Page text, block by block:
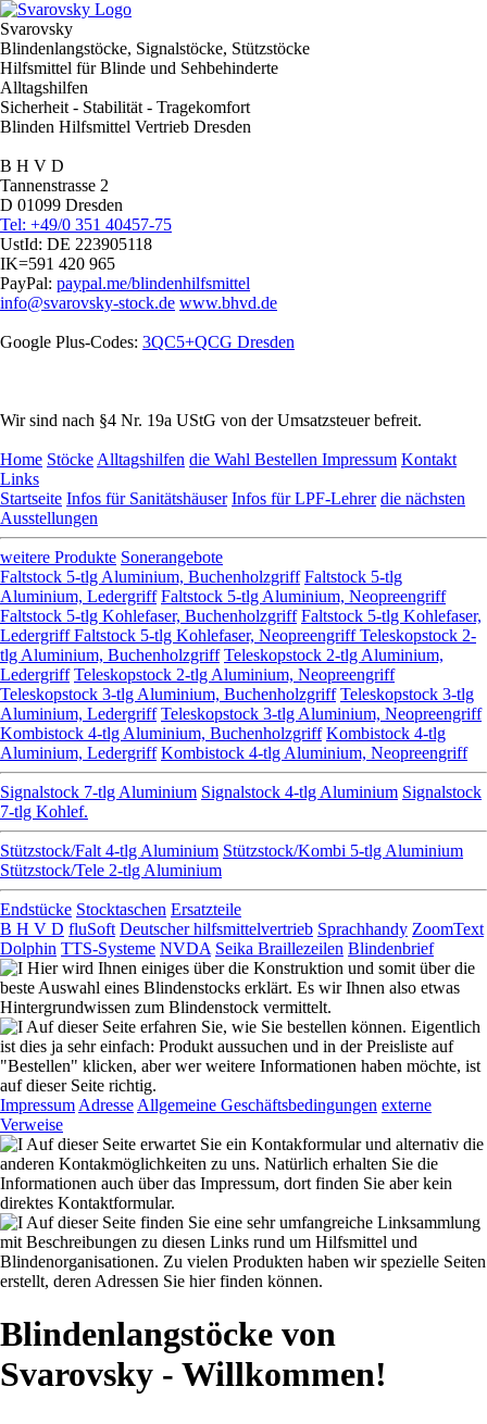
Svarovsky
Blindenlangstöcke, Signalstöcke, Stützstöcke
Hilfsmittel für Blinde und Sehbehinderte
Alltagshilfen
Sicherheit - Stabilität - Tragekomfort
Blinden Hilfsmittel Vertrieb Dresden
B H V D
Tannenstrasse 2
D 01099 Dresden
Tel: +49/0 351 40457-75
UstId: DE 223905118
IK=591 420 965
PayPal: paypal.me/blindenhilfsmittel
info@svarovsky-stock.de www.bhvd.de
Google Plus-Codes: 3QC5+QCG Dresden
Wir sind nach §4 Nr. 19a UStG von der Umsatzsteuer befreit.
Home Stöcke Alltagshilfen die Wahl Bestellen Impressum Kontakt
Links
Startseite Infos für Sanitätshäuser Infos für LPF-Lehrer die nächsten
Ausstellungen
weitere Produkte Sonerangebote
Faltstock 5-tlg Aluminium, Buchenholzgriff Faltstock 5-tlg
Aluminium, Ledergriff Faltstock 5-tlg Aluminium, Neopreengriff
Faltstock 5-tlg Kohlefaser, Buchenholzgriff Faltstock 5-tlg Kohlefaser,
LedergriffFaltstock 5-tlg Kohlefaser, NeopreengriffTeleskopstock 2-
tlg Aluminium, Buchenholzgriff Teleskopstock 2-tlg Aluminium,
Ledergriff Teleskopstock 2-tlg Aluminium, Neopreengriff
Teleskopstock 3-tlg Aluminium, Buchenholzgriff Teleskopstock 3-tlg
Aluminium, Ledergriff Teleskopstock 3-tlg Aluminium, Neopreengriff
Kombistock 4-tlg Aluminium, Buchenholzgriff Kombistock 4-tlg
Aluminium, Ledergriff Kombistock 4-tlg Aluminium, Neopreengriff
Signalstock 7-tlg Aluminium Signalstock 4-tlg Aluminium Signalstock
7-tlg Kohlef.
Stützstock/Falt 4-tlg Aluminium Stützstock/Kombi 5-tlg Aluminium
Stützstock/Tele 2-tlg Aluminium
Endstücke Stocktaschen Ersatzteile
B H V D fluSoft Deutscher hilfsmittelvertrieb Sprachhandy ZoomText
Dolphin TTS-Systeme NVDA Seika Braillezeilen Blindenbrief
Hier wird Ihnen einiges über die Konstruktion und somit über die
beste Auswahl eines Blindenstocks erklärt. Es wir Ihnen also etwas
Hintergrundwissen zum Blindenstock vermittelt.
Auf dieser Seite erfahren Sie, wie Sie bestellen können. Eigentlich
ist dies ja sehr einfach: Produkt aussuchen und in der Preisliste auf
"Bestellen" klicken, aber wer weitere Informationen haben möchte, ist
auf dieser Seite richtig.
Impressum Adresse Allgemeine Geschäftsbedingungen externe
Verweise
Auf dieser Seite erwartet Sie ein Kontakformular und alternativ die
anderen Kontakmöglichkeiten zu uns. Natürlich erhalten Sie die
Informationen auch über das Impressum, dort finden Sie aber kein
direktes Kontaktformular.
Auf dieser Seite finden Sie eine sehr umfangreiche Linksammlung
mit Beschreibungen zu diesen Links rund um Hilfsmittel und
Blindenorganisationen. Zu vielen Produkten haben wir spezielle Seiten
erstellt, deren Adressen Sie hier finden können.
Blindenlangstöcke von
Svarovsky - Willkommen!